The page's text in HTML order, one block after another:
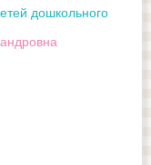
дошкольного